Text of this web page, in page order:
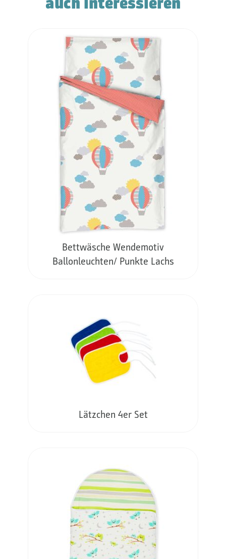
Bettwäsche Wendemotiv
Ballonleuchten/ Punkte Lachs
Lätzchen 4er Set